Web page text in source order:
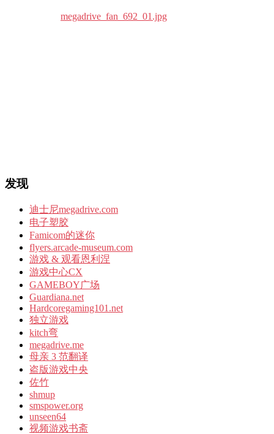
发现
迪士尼megadrive.com
电子塑胶
Famicom的迷你
flyers.arcade-museum.com
游戏 & 观看恩利涅
游戏中心CX
GAMEBOY广场
Guardiana.net
Hardcoregaming101.net
独立游戏
kitch弯
megadrive.me
母亲 3 范翻译
盗版游戏中央
佐竹
shmup
smspower.org
unseen64
视频游戏书斋